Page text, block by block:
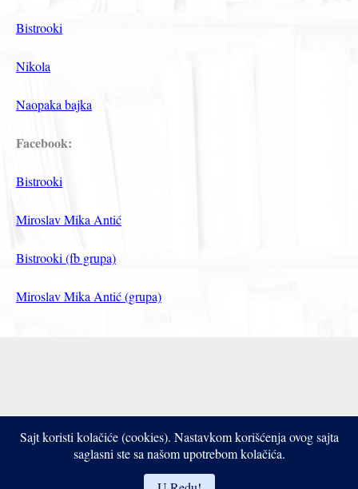
Bistrooki
Nikola
Naopaka bajka
Facebook:
Bistrooki
Miroslav Mika Antić
Bistrooki (fb grupa)
Miroslav Mika Antić (grupa)
Copyright © 2017- 2026 Bistrooki
Sajt koristi kolačiće (cookies). Nastavkom korišćenja ovog sajta
saglasni ste sa našom upotrebom kolačića.